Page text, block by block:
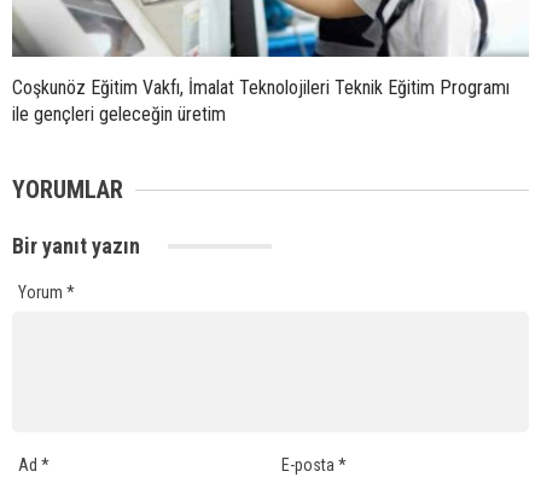
Coşkunöz Eğitim Vakfı, İmalat Teknolojileri Teknik Eğitim Programı
ile gençleri geleceğin üretim
YORUMLAR
Bir yanıt yazın
Yorum *
Ad * E-posta*